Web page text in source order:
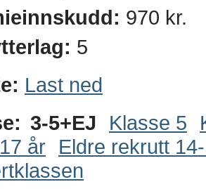
970 kr.
5
Last ned
3-5+EJ Klasse 5
år
Eldre rekrutt